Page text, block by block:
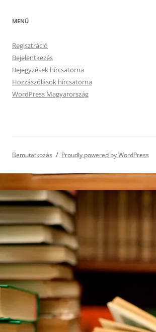
MENÜ
Regisztráció
Bejelentkezés
Bejegyzések hírcsatorna
Hozzászólások hírcsatorna
WordPress Magyarország
Bemutatkozás Proudly powered by WordPress